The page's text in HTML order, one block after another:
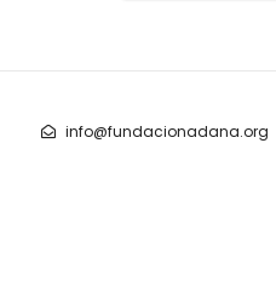
info@fundacionadana.org